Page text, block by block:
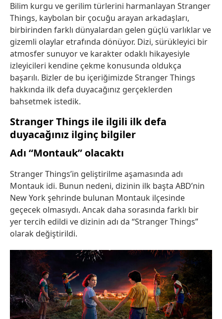
Bilim kurgu ve gerilim türlerini harmanlayan Stranger
Things, kaybolan bir çocuğu arayan arkadaşları,
birbirinden farklı dünyalardan gelen güçlü varlıklar ve
gizemli olaylar etrafında dönüyor. Dizi, sürükleyici bir
atmosfer sunuyor ve karakter odaklı hikayesiyle
izleyicileri kendine çekme konusunda oldukça
başarılı. Bizler de bu içeriğimizde Stranger Things
hakkında ilk defa duyacağınız gerçeklerden
bahsetmek istedik.
Stranger Things ile ilgili ilk defa
duyacağınız ilginç bilgiler
Adı “Montauk” olacaktı
Stranger Things’in geliştirilme aşamasında adı
Montauk idi. Bunun nedeni, dizinin ilk başta ABD’nin
New York şehrinde bulunan Montauk ilçesinde
geçecek olmasıydı. Ancak daha sorasında farklı bir
yer tercih edildi ve dizinin adı da “Stranger Things”
olarak değiştirildi.